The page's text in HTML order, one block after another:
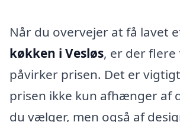
Når du overvejer at få lavet
køkken i Vesløs, er der
påvirker prisen. Det er
prisen ikke kun afhænger af
du vælger, men også af